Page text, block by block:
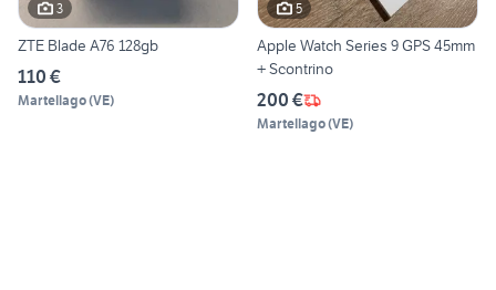
3
ZTE Blade A76 128gb
110 €
Martellago(VE)
5
Apple Watch Series 9 GPS 45mm
+ Scontrino
200 €
Martellago(VE)